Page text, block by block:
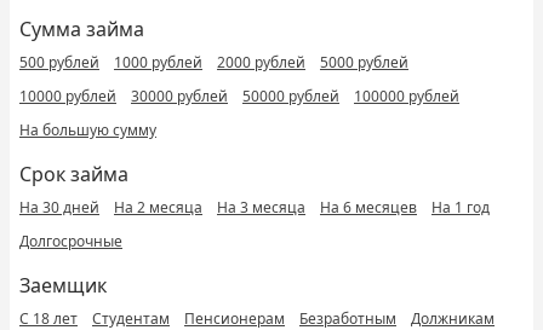
Сумма займа
500 рублей 1000 рублей 2000 рублей
5000 рублей
10000 рублей
30000 рублей 50000 рублей
100000 рублей
На большую сумму
Срок займа
На 30 дней На 2 месяца На 3 месяца На 6 месяцев
На 1 год
Долгосрочные
Заемщик
С 18 лет Студентам Пенсионерам Безработным
Должникам